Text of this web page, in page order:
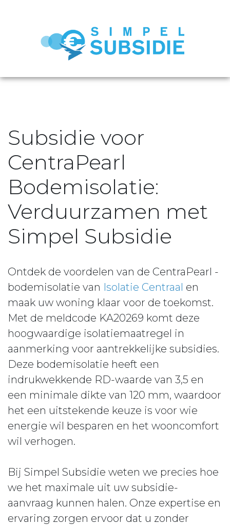
Subsidie voor
CentraPearl
Bodemisolatie:
Verduurzamen met
Simpel Subsidie
Ontdek de voordelen van de CentraPearl -
bodemisolatie van Isolatie Centraal en
maak uw woning klaar voor de toekomst.
Met de meldcode KA20269 komt deze
hoogwaardige isolatiemaatregel in
aanmerking voor aantrekkelijke subsidies.
Deze bodemisolatie heeft een
indrukwekkende RD-waarde van 3,5 en
een minimale dikte van 120 mm, waardoor
het een uitstekende keuze is voor wie
energie wil besparen en het wooncomfort
wil verhogen.
Bij Simpel Subsidie weten we precies hoe
we het maximale uit uw subsidie-
aanvraag kunnen halen. Onze expertise en
ervaring zorgen ervoor dat u zonder